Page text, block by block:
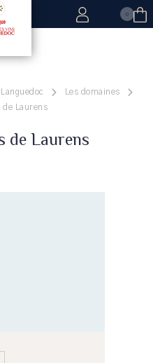
0
Les domaines
de Laurens
de Laurens